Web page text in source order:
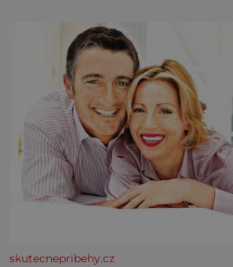
skutecnepribehy.cz